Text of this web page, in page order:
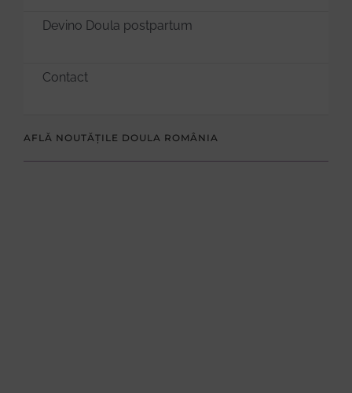
Devino Doula postpartum
Contact
AFLĂ NOUTĂȚILE DOULA ROMÂNIA